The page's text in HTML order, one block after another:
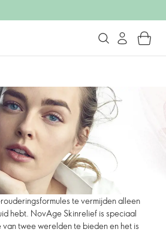
te vermijden alleen
hebt. NovAge Skinrelief is speciaal
twee werelden te bieden en het is